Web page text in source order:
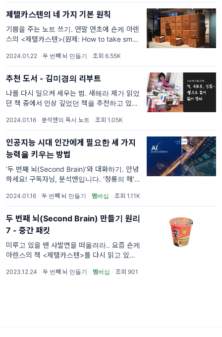
발견' 정
제텔카스텐의 네 가지 기본 원칙
기쁨을 주는 노트 쓰기. 연말 연초에 숀케 아렌
스의 <제텔카스텐>(원제: How to take smart
때 하이라이트 했던 부분을 다시 읽으며 손글씨
로
2024.01.22 · 두 번째 뇌 만들기 · 조회 6.55K
추천 도서 - 김미경의 리부트
나를 다시 일으켜 세우는 법. 새해라 제가 읽었
던 책 중에서 인상 깊었던 책을 추천하고 있습
2020년에 나온 책입니다. 이미 코로나를 극복
했다고 생각하는 지금 과거
2024.01.16 · 분석맨의 독서 노트 · 조회 1.05K
인공지능 시대 인간에게 필요한 세 가지
능력을 키우는 방법
‘두 번째 뇌(Second Brain)’와 대화하기. 안녕
하세요! 구독자님, 분석맨입니다. '청룡의 해'에
2024.01.16 · 두 번째 뇌 만들기 · 멤버십 · 조회 1.11K
두 번째 뇌(Second Brain) 만들기 원리
7 - 중간 패킷
미루고 있을 땐 사발면을 떠올려라.. 요즘 숀케
아렌스의 책 <제텔카스텐>를 다시 읽고 있다.
뷰하고 있다. 흥미로운 점은 처음에 책을 읽을
2023.12.24 · 두 번째 뇌 만들기 · 멤버십 · 조회 901